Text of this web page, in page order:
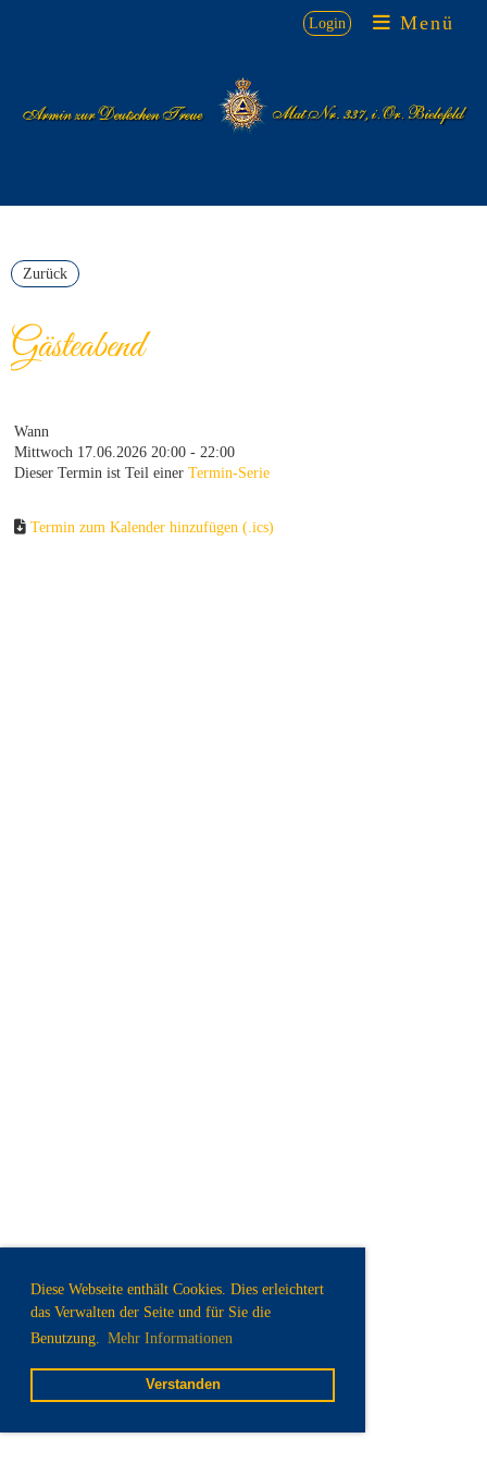
Diese Webseite enthält Cookies. Dies erleichtert
das Verwalten der Seite und für Sie die
Benutzung. Mehr Informationen
Verstanden
Login Menü
Zurück
Gästeabend
Wann
Mittwoch 17.06.2026 20:00 - 22:00
Dieser Termin ist Teil einer Termin-Serie
Termin zum Kalender hinzufügen (.ics)